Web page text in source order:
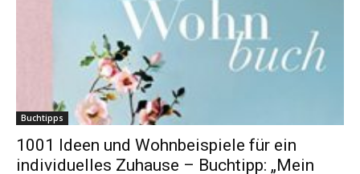
Buchtipps
1001 Ideen und Wohnbeispiele für ein
individuelles Zuhause – Buchtipp: „Mein